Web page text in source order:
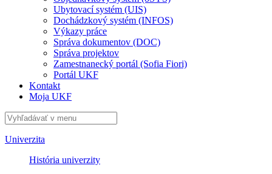
Ubytovací systém (UIS)
Dochádzkový systém (INFOS)
Výkazy práce
Správa dokumentov (DOC)
Správa projektov
Zamestnanecký portál (Sofia Fiori)
Portál UKF
Kontakt
Moja UKF
Univerzita
História univerzity